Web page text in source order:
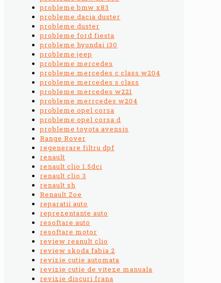
probleme bmw x83
probleme dacia duster
probleme duster
probleme ford fiesta
probleme hyundai i30
probleme jeep
probleme mercedes
probleme mercedes c class w204
probleme mercedes s class
probleme mercedes w221
probleme merrcedes w204
probleme opel corsa
probleme opel corsa d
probleme toyota avensis
Range Rover
regenerare filtru dpf
renault
renault clio 1.5dci
renault clio 3
renault sh
Renault Zoe
reparatii auto
reprezentante auto
resoftare auto
resoftare motor
review reanult clio
review skoda fabia 2
revizie cutie automata
revizie cutie de viteze manuala
revizie discuri frana